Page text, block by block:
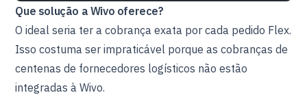
Que solução a Wivo oferece?
O ideal seria ter a cobrança exata por cada pedido Flex.
Isso costuma ser impraticável porque as cobranças de
centenas de fornecedores logísticos não estão
integradas à Wivo.